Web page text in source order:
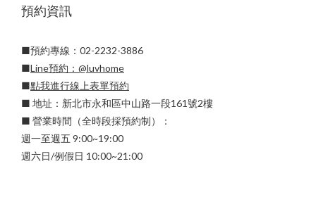
預約資訊
■預約專線：02-2232-3886
■Line預約： @luvhome
■點我進行線上表單預約
■ 地址：新北市永和區中山路一段161號2樓
■ 營業時間（全時段採預約制）：
週一至週五 9:00~19:00
週六日/例假日 10:00~21:00